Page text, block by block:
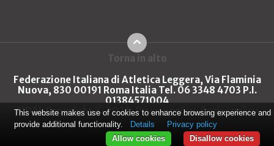
Torna in alto
Federazione Italiana di Atletica Leggera, Via Flaminia
Nuova, 830 00191 Roma Italia Tel. 06 3348 4703 P.I.
01384571004
FIDAL Copyright © 2026 Privacy policy Cookie policy
This website makes use of cookies to enhance browsing experience and
provide additional functionality.
Details
Privacy policy
Disallow cookies
Allow cookies